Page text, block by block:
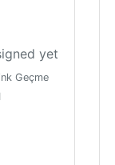
yet
Geçme